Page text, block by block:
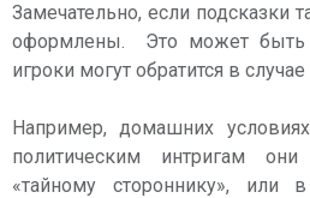
Замечательно, если подсказки
оформлены. Это может быть
игроки могут обратится в
Например, домашних
политическим интригам
«тайному стороннику», или